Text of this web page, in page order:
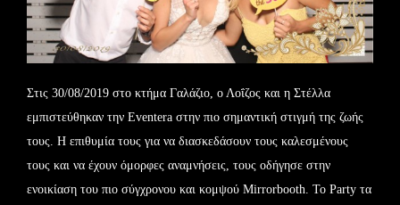
Στις 30/08/2019 στο κτήμα Γαλάζιο, ο Λοΐζος και η Στέλλα
εμπιστεύθηκαν την Eventera στην πιο σημαντική στιγμή της ζωής
τους. Η επιθυμία τους για να διασκεδάσουν τους καλεσμένους
τους και να έχουν όμορφες αναμνήσεις, τους οδήγησε στην
ενοικίαση του πιο σύγχρονου και κομψού Mirrorbooth. Το Party τα